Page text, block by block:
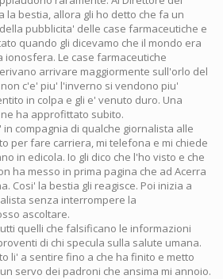
la bestia, allora gli ho detto che fa un
pubblicita' delle case farmaceutiche e
quando gli dicevamo che il mondo era
ionosfera. Le case farmaceutiche
arrivare maggiormente sull'orlo del
c'e' piu' l'inverno si vendono piu'
in colpa e gli e' venuto duro. Una
ha approfittato subito.
compagnia di qualche giornalista alle
per fare carriera, mi telefona e mi chiede
in edicola. Io gli dico che l'ho visto e che
ha messo in prima pagina che ad Acerra
Cosi' la bestia gli reagisce. Poi inizia a
senza interrompere la
ascoltare.
quelli che falsificano le informazioni
di chi specula sulla salute umana.
li' a sentire fino a che ha finito e metto
servo dei padroni che ansima mi annoio.